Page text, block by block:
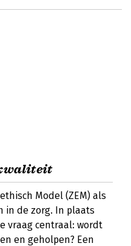
Model (ZEM) als
in de zorg. In plaats
vraag centraal: wordt
en geholpen? Een